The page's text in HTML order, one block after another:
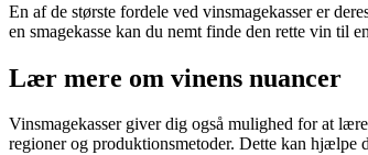
En af de største fordele ved vinsmagekasser er
en smagekasse kan du nemt finde den rette vin til
Lær mere om vinens nuancer
Vinsmagekasser giver dig også mulighed for at
regioner og produktionsmetoder. Dette kan